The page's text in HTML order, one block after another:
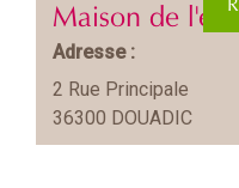
Maison de
Adresse :
2 Rue Principale
36300 DOUADIC